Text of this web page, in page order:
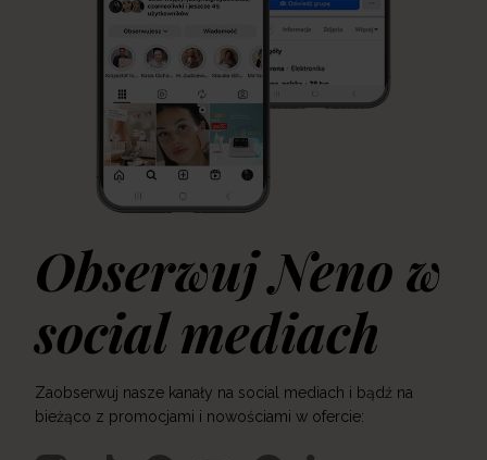
Obserwuj Neno w
social mediach
Zaobserwuj nasze kanały na social mediach i bądź na
bieżąco z promocjami i nowościami w ofercie: